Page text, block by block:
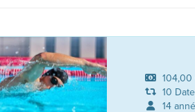
104,00
10
14